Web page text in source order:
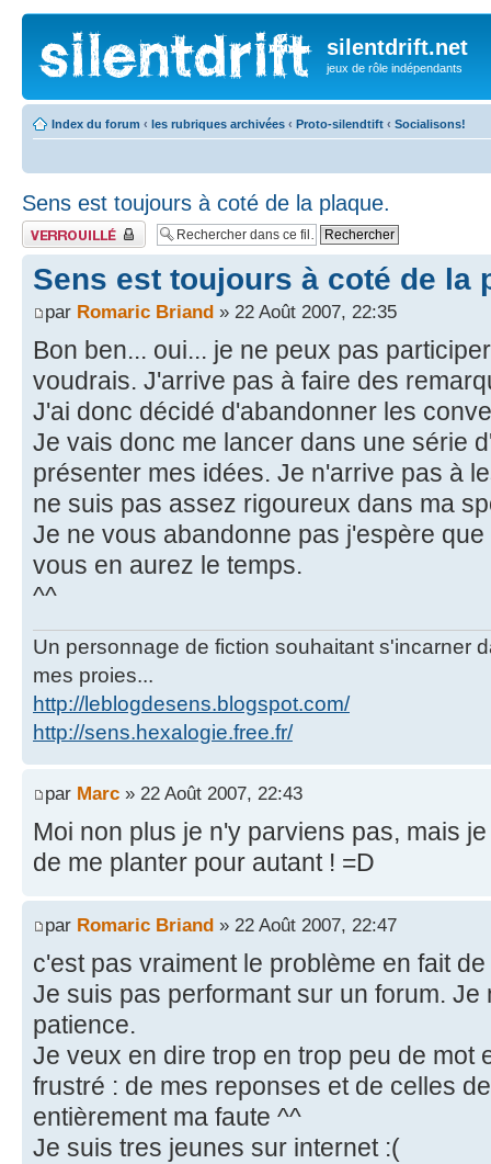
silentdrift.net
jeux de rôle indépendants
Index du forum ‹ les rubriques archivées ‹ Proto-silendtift ‹ Socialisons!
Sens est toujours à coté de la plaque.
Fil verrouillé
Sens est toujours à coté de la
par Romaric Briand » 22 Août 2007, 22:35
Bon ben... oui... je ne peux pas
voudrais. J'arrive pas à faire des
J'ai donc décidé d'abandonner les
Je vais donc me lancer dans une série
présenter mes idées. Je n'arrive pas à
ne suis pas assez rigoureux dans ma
Je ne vous abandonne pas j'espère
vous en aurez le temps.
^^
Un personnage de fiction souhaitant s'incarner
mes proies...
http://leblogdesens.blogspot.com/
http://sens.hexalogie.free.fr/
par Marc » 22 Août 2007, 22:43
Moi non plus je n'y parviens pas, mais
de me planter pour autant ! =D
par Romaric Briand » 22 Août 2007, 22:47
c'est pas vraiment le problème en fait
Je suis pas performant sur un forum. Je
patience.
Je veux en dire trop en trop peu de mot
frustré : de mes reponses et de celles
entièrement ma faute ^^
Je suis tres jeunes sur internet :(